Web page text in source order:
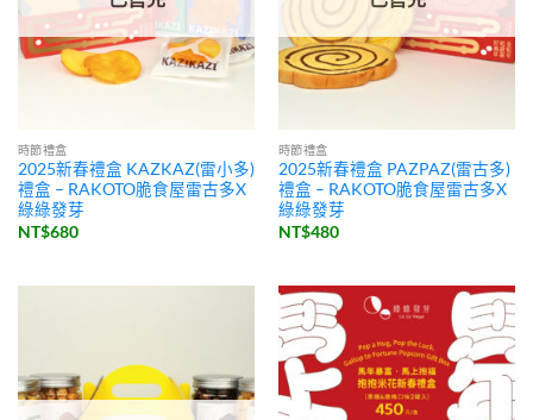
時節禮盒
2025新春禮盒 KAZKAZ(雷小多)
禮盒 – RAKOTO脆食屋雷古多X
綠綠發芽
NT$680
時節禮盒
2025新春禮盒 PAZPAZ(雷古多)
禮盒 – RAKOTO脆食屋雷古多X
綠綠發芽
NT$480